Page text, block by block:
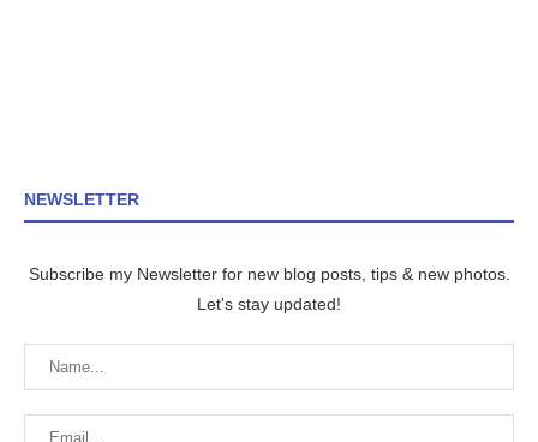
NEWSLETTER
Subscribe my Newsletter for new blog posts, tips & new photos.
Let's stay updated!